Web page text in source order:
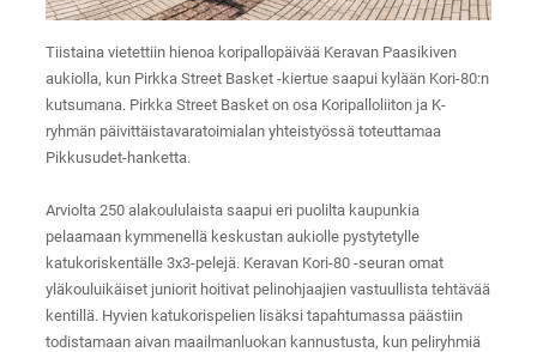
Tiistaina vietettiin hienoa koripallopäivää Keravan Paasikiven
aukiolla, kun Pirkka Street Basket -kiertue saapui kylään Kori-80:n
kutsumana. Pirkka Street Basket on osa Koripalloliiton ja K-
ryhmän päivittäistavaratoimialan yhteistyössä toteuttamaa
Pikkusudet-hanketta.
Arviolta 250 alakoululaista saapui eri puolilta kaupunkia
pelaamaan kymmenellä keskustan aukiolle pystytetylle
katukoriskentälle 3x3-pelejä. Keravan Kori-80 -seuran omat
yläkouluikäiset juniorit hoitivat pelinohjaajien vastuullista tehtävää
kentillä. Hyvien katukorispelien lisäksi tapahtumassa päästiin
todistamaan aivan maailmanluokan kannustusta, kun peliryhmiä